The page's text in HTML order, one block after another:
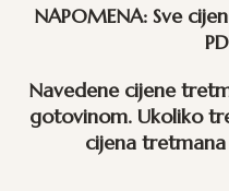
NAPOMENA: Sve
Navedene cijene
gotovinom. Ukoliko
cijena tretmana